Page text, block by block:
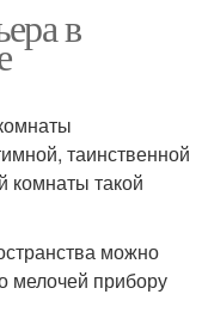
в
таинственной
комнаты такой
можно
мелочей прибору